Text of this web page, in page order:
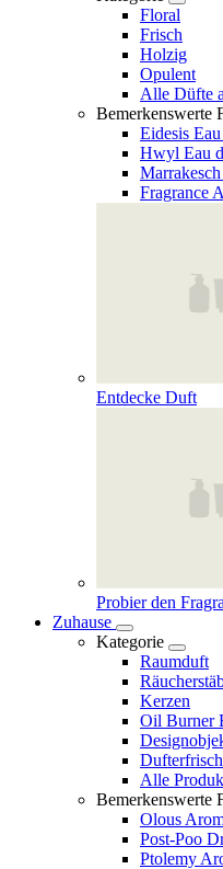
Floral
Frisch
Holzig
Opulent
Alle Düfte
Bemerkenswerte
Eidesis
Hwyl Eau
Fragrance
Entdecke Duft
Probier den
Zuhause
Kategorie
Raumduft
Kerzen
Oil Burner
Alle
Bemerkenswerte
Olous
Post-Poo
Ptolemy